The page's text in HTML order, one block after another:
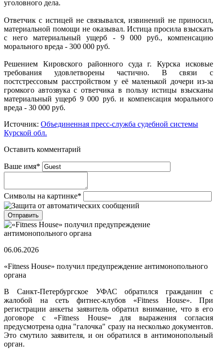
уголовного дела.
Ответчик с истицей не связывался, извинений не приносил,
материальной помощи не оказывал. Истица просила взыскать
с него материальный ущерб - 9 000 руб., компенсацию
морального вреда - 300 000 руб.
Решением Кировского районного суда г. Курска исковые
требования удовлетворены частично. В связи с
постстрессовым расстройством у её маленькой дочери из-за
громкого автозвука с ответчика в пользу истицы взысканы
материальный ущерб 9 000 руб. и компенсация морального
вреда - 30 000 руб.
Источник: Объединенная пресс-служба судебной системы
Курской обл.
Оставить комментарий
Ваше имя*
Символы на картинке*
06.06.2026
«Fitness House» получил предупреждение антимонопольного
органа
В Санкт-Петербургское УФАС обратился гражданин с
жалобой на сеть фитнес-клубов «Fitness House». При
регистрации анкеты заявитель обратил внимание, что в его
договоре с «Fitness House» для выражения согласия
предусмотрена одна "галочка" сразу на несколько документов.
Это смутило заявителя, и он обратился в антимонопольный
орган.